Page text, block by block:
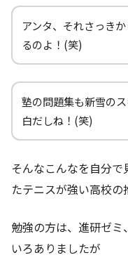
アンタ、それさっき
るのよ！(笑)
塾の問題集も新雪の
白だしね！(笑)
そんなこんなを自分
たテニスが強い高校
勉強の方は、進研ゼ
いろありましたが